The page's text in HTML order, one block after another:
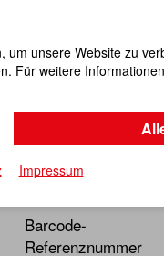
Artikel-Nr.:102354
Perfekt um
Barcode-
Referenznummer
unsere Website zu
Für weitere
Impressum